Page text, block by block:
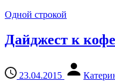
Одной строкой
Дайджест к
23.04.2015